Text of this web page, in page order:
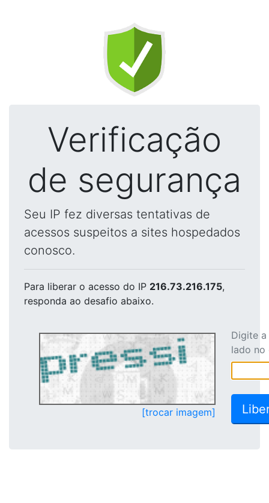
Verificação
de segurança
Seu IP fez diversas tentativas de
acessos suspeitos a sites hospedados
conosco.
Para liberar o acesso do IP 216.73.216.175,
responda ao desafio abaixo.
[trocar imagem]
Digite
lado no